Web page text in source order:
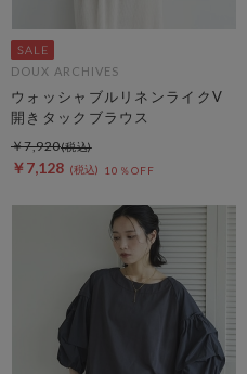
DOUX ARCHIVES
ウォッシャブルリネンライクV
開きタックブラウス
￥7,128 10％OFF
￥7,920